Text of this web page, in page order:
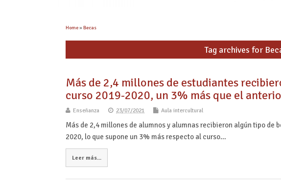
Home»Becas
Tag archives for
Más de 2,4 millones de estudiantes
curso 2019-2020, un 3% más que el
Enseñanza 23/07/2021 Aula intercultural
Más de 2,4 millones de alumnos y alumnas recibieron algún tipo de
2020, lo que supone un 3% más respecto al curso…
Leer más...